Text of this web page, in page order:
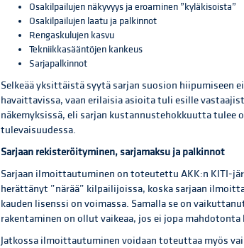
Osakilpailujen näkyvyys ja eroaminen ”kyläkisoista”
Osakilpailujen laatu ja palkinnot
Rengaskulujen kasvu
Tekniikkasääntöjen kankeus
Sarjapalkinnot
Selkeää yksittäistä syytä sarjan suosion hiipumiseen
havaittavissa, vaan erilaisia asioita tuli esille
näkemyksissä, eli sarjan kustannustehokkuutta
tulevaisuudessa.
Sarjaan rekisteröityminen, sarjamaksu ja palkinnot
Sarjaan ilmoittautuminen on toteutettu AKK:n KITI-
herättänyt ”närää” kilpailijoissa, koska sarjaan
kauden lisenssi on voimassa. Samalla se on
rakentaminen on ollut vaikeaa, jos ei jopa
Jatkossa ilmoittautuminen voidaan toteuttaa myös